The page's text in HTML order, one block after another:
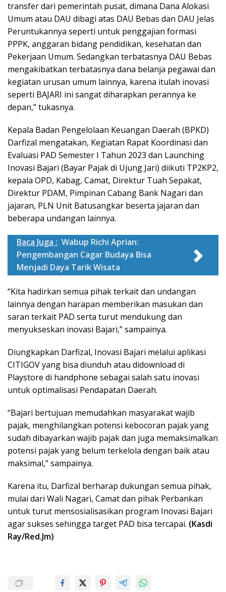
transfer dari pemerintah pusat, dimana Dana Alokasi
Umum atau DAU dibagi atas DAU Bebas dan DAU Jelas
Peruntukannya seperti untuk penggajian formasi
PPPK, anggaran bidang pendidikan, kesehatan dan
Pekerjaan Umum. Sedangkan terbatasnya DAU Bebas
mengakibatkan terbatasnya dana belanja pegawai dan
kegiatan urusan umum lainnya, karena itulah inovasi
seperti BAJARI ini sangat diharapkan perannya ke
depan,” tukasnya.
Kepala Badan Pengelolaan Keuangan Daerah (BPKD)
Darfizal mengatakan, Kegiatan Rapat Koordinasi dan
Evaluasi PAD Semester I Tahun 2023 dan Launching
Inovasi Bajari (Bayar Pajak di Ujung Jari) diikuti TP2KP2,
kepala OPD, Kabag, Camat, Direktur Tuah Sepakat,
Direktur PDAM, Pimpinan Cabang Bank Nagari dan
jajaran, PLN Unit Batusangkar beserta jajaran dan
beberapa undangan lainnya.
Baca Juga : Wabup Richi Aprian:
Pengembangan Cagar Budaya Bisa
Menjadi Daya Tarik Wisata
“Kita hadirkan semua pihak terkait dan undangan
lainnya dengan harapan memberikan masukan dan
saran terkait PAD serta turut mendukung dan
menyukseskan inovasi Bajari,” sampainya.
Diungkapkan Darfizal, Inovasi Bajari melalui aplikasi
CITIGOV yang bisa diunduh atau didownload di
Playstore di handphone sebagai salah satu inovasi
untuk optimalisasi Pendapatan Daerah.
“Bajari bertujuan memudahkan masyarakat wajib
pajak, menghilangkan potensi kebocoran pajak yang
sudah dibayarkan wajib pajak dan juga memaksimalkan
potensi pajak yang belum terkelola dengan baik atau
maksimal,” sampainya.
Karena itu, Darfizal berharap dukungan semua pihak,
mulai dari Wali Nagari, Camat dan pihak Perbankan
untuk turut mensosialisasikan program Inovasi Bajari
agar sukses sehingga target PAD bisa tercapai. (Kasdi
Ray/Red.Jm)